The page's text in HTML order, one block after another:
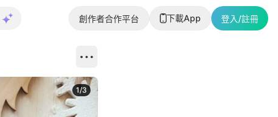
創作者合作平台 下載App 登入/註冊
1/3